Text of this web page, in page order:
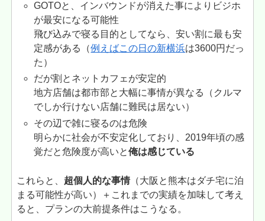
GOTOと、インバウンドが消えた事によりビジホ
が最安になる可能性
飛び込みで寝る目的としてなら、安い割に最も安
定感がある（例えばこの日の新横浜は3600円だっ
た）
だが割とネットカフェが安定的
地方店舗は都市部と大幅に事情が異なる（クルマ
でしか行けない店舗に難民は居ない）
その辺で雑に寝るのは危険
明らかに社会が不安定化しており、2019年頃の感
覚だと危険度が高いと俺は感じている
これらと、 超個人的な事情（大阪と熊本はダチ宅に泊
まる可能性が高い）＋これまでの実績を加味して考え
ると、プランの大前提条件はこうなる。